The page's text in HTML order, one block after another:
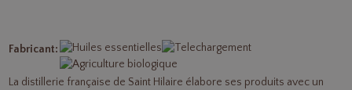
Fabricant:
La distillerie française de Saint Hilaire élabore ses produits avec un